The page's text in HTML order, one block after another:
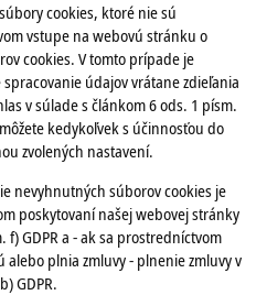
cookies, ktoré nie sú
vstupe na webovú stránku o
cookies. V tomto prípade je
údajov vrátane zdieľania
v súlade s článkom 6 ods. 1 písm.
kedykoľvek s účinnosťou do
zvolených nastavení.
nevyhnutných súborov cookies je
poskytovaní našej webovej stránky
GDPR a - ak sa prostredníctvom
plnia zmluvy - plnenie zmluvy v
GDPR.